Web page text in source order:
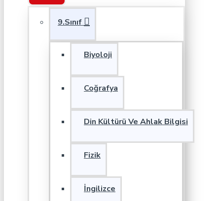
9.Sınıf
Biyoloji
Coğrafya
Din Kültürü Ve Ahlak Bilgisi
Fizik
İngilizce